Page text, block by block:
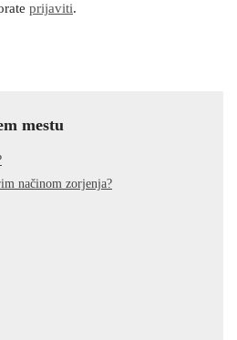
prijaviti.
mestu
načinom zorjenja?